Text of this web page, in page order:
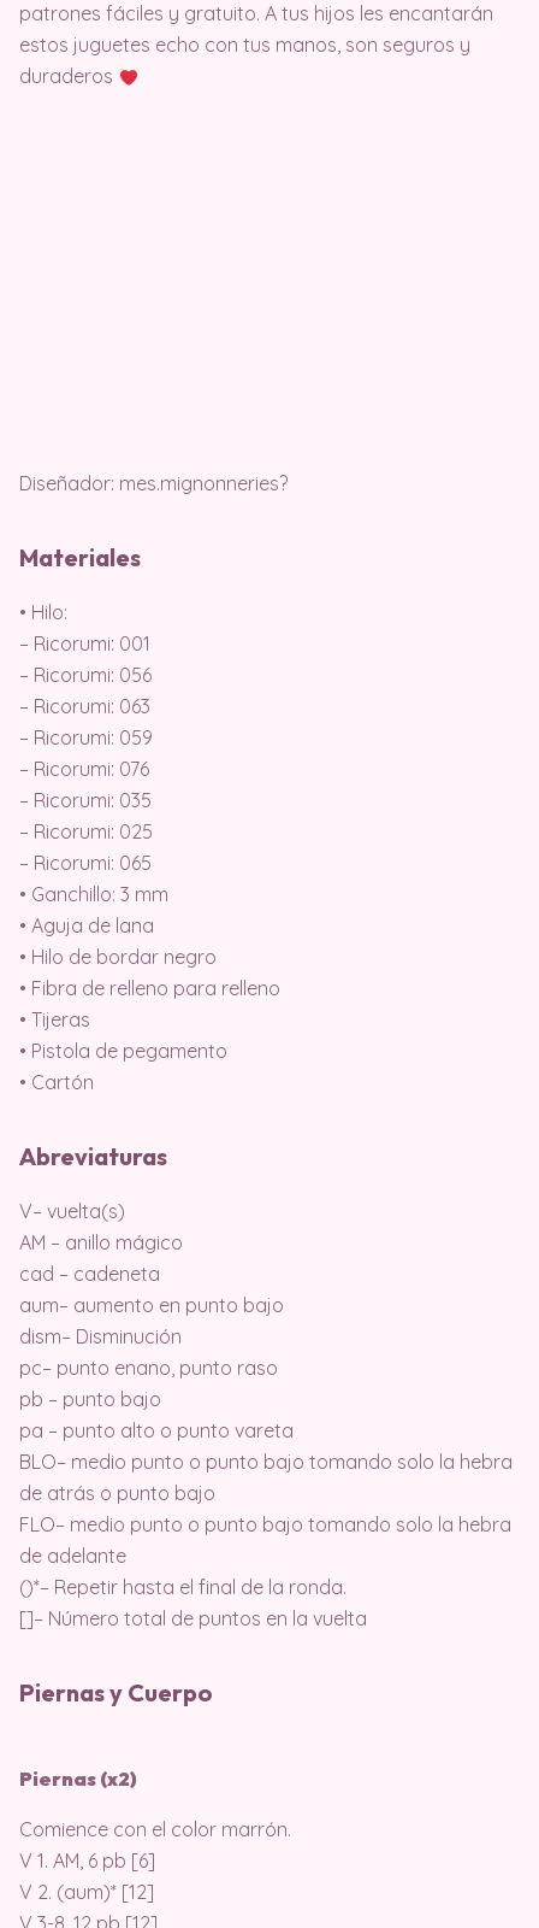
patrones fáciles y gratuito. A tus hijos les encantarán
estos juguetes echo con tus manos, son seguros y
duraderos
Diseñador: mes.mignonneries?
Materiales
• Hilo:
– Ricorumi: 001
– Ricorumi: 056
– Ricorumi: 063
– Ricorumi: 059
– Ricorumi: 076
– Ricorumi: 035
– Ricorumi: 025
– Ricorumi: 065
• Ganchillo: 3 mm
• Aguja de lana
• Hilo de bordar negro
• Fibra de relleno para relleno
• Tijeras
• Pistola de pegamento
• Cartón
Abreviaturas
V– vuelta(s)
AM – anillo mágico
cad – cadeneta
aum– aumento en punto bajo
dism– Disminución
pc– punto enano, punto raso
pb – punto bajo
pa – punto alto o punto vareta
BLO– medio punto o punto bajo tomando solo la hebra
de atrás o punto bajo
FLO– medio punto o punto bajo tomando solo la hebra
de adelante
()*– Repetir hasta el final de la ronda.
[]– Número total de puntos en la vuelta
Piernas y Cuerpo
Piernas (x2)
Comience con el color marrón.
V 1. AM, 6 pb [6]
V 2. (aum)* [12]